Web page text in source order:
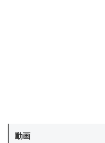
動画